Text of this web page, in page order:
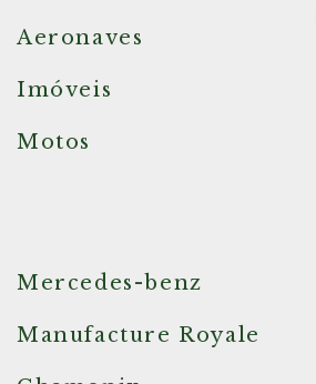
Aeronaves
Imóveis
Motos
Mercedes-benz
Manufacture Royale